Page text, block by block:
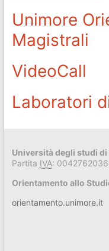
Unimore
Magistrali
VideoCall
Laboratori
Università degli studi di
Partita IVA:
Orientamento allo
orientamento.unimore.it